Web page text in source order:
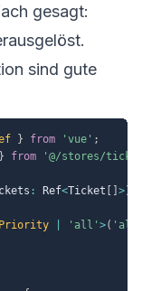
gesagt:
sind gute
} from 'vue' ;
} from '@/stores/
: Ref<Ticket >)
'all' >(